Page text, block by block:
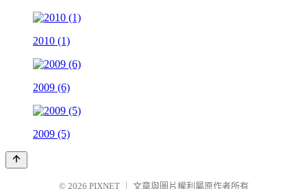
2010 (1)
2009 (6)
2009 (5)
© 2026 PIXNET 文章與圖片權利屬原作者所有